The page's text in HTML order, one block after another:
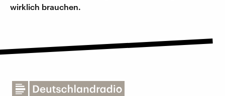
wirklich brauchen.